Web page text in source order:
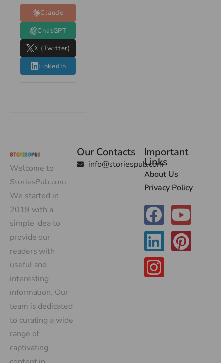
Claude
ChatGPT
X (Twitter)
LinkedIn
Welcome to
StoriesPub.com
We started in
2019 with a
simple idea to
provide our
readers with
useful and
interesting
information. Our
team is dedicated
to curating a wide
range of
captivating
Our Contacts
info@storiespub.com
Important
Links
About Us
Privacy Policy